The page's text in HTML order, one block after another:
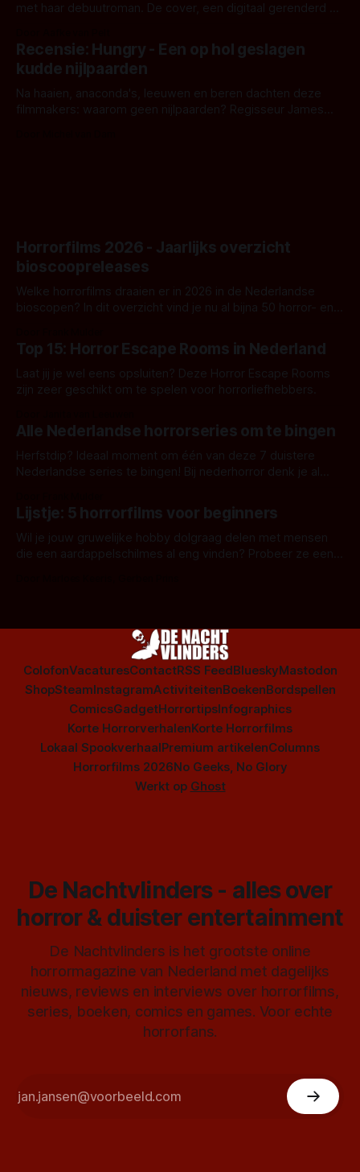
met haar debuutroman. De cover, een digitaal gerenderd en
achtergrond, belooft iets kleurrijks maar onheilspellends,
iets ongrijpbaars. En dat maakt De Groen met ieder woord
waar.
Recensie: Hungry - Een op hol geslagen
kudde nijlpaarden
Na haaien, anaconda's, leeuwen en beren dachten deze
filmmakers: waarom geen nijlpaarden? Regisseur James
Horrorfilms 2026 - Jaarlijks overzicht
bioscoopreleases
Welke horrorfilms draaien er in 2026 in de Nederlandse
bioscopen? In dit overzicht vind je nu al bijna 50 horror- en
Top 15: Horror Escape Rooms in Nederland
Laat jij je wel eens opsluiten? Deze Horror Escape Rooms
zijn zeer geschikt om te spelen voor horrorliefhebbers.
Alle Nederlandse horrorseries om te bingen
Herfstdip? Ideaal moment om één van deze 7 duistere
Nederlandse series te bingen! Bij nederhorror denk je al
Amsterdamned of The Johnsons. Maar Nederlandse horror
is niet beperkt tot films. Hier een aantal Nederlandse tv-
series uit het duistere of horrorgenre. Als
Lijstje: 5 horrorfilms voor beginners
Wil je jouw gruwelijke hobby dolgraag delen met mensen
die een aardappelschilmes al eng vinden? Probeer ze eens
ColofonVacaturesContactRSS FeedBlueskyMastodon
ShopSteamInstagramActiviteitenBoekenBordspellen
ComicsGadgetHorrortipsInfographics
Korte HorrorverhalenKorte Horrorfilms
Lokaal SpookverhaalPremium artikelenColumns
Horrorfilms 2026No Geeks, No Glory
Werkt op Ghost
De Nachtvlinders - alles over
horror & duister entertainment
De Nachtvlinders is het grootste online
horrormagazine van Nederland met dagelijks
nieuws, reviews en interviews over horrorfilms,
series, boeken, comics en games. Voor echte
horrorfans.